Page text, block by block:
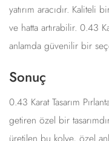
yatırım aracıdır. Kaliteli
ve hatta artırabilir. 0.43
anlamda güvenilir bir
Sonuç
0.43 Karat Tasarım
getiren özel bir
üretilen bu kolye, özel